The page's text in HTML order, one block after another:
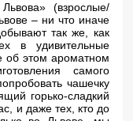
(взрослые/
– ни что иначе
так же, как
в удивительные
об этом ароматном
самого
чашечку
горько-сладкий
и даже тех, кто до